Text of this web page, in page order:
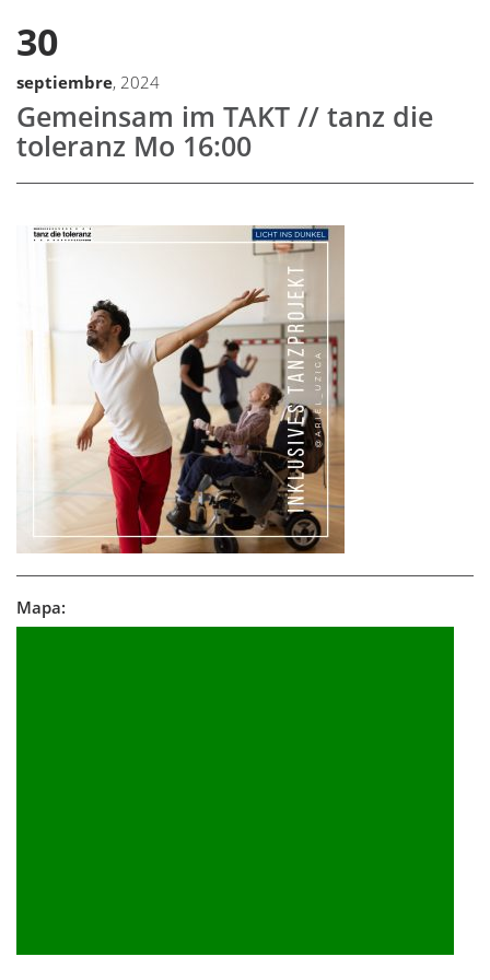
30
septiembre, 2024
Gemeinsam im TAKT // tanz die
toleranz Mo 16:00
Mapa: